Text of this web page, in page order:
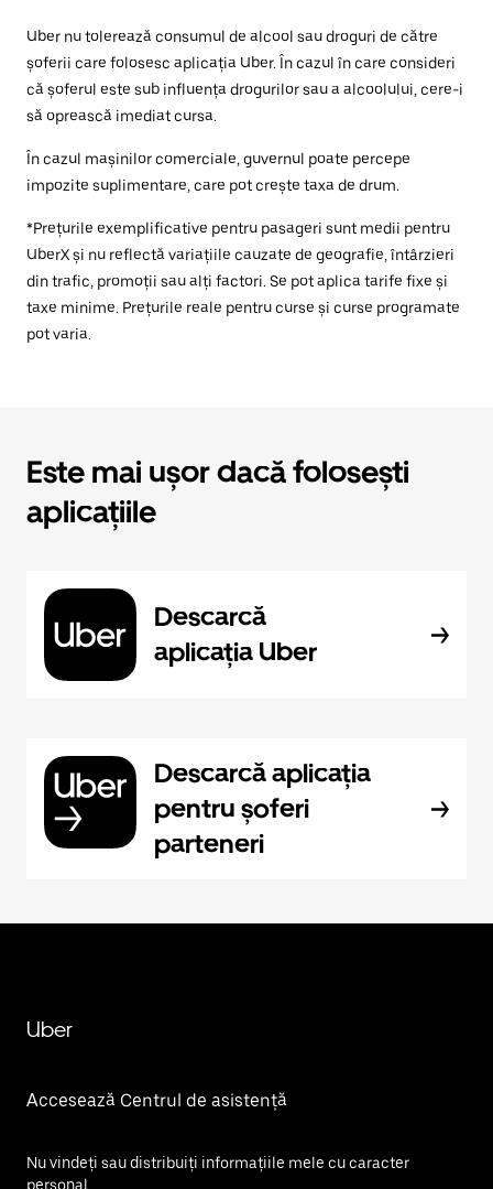
Uber nu tolerează consumul de alcool sau droguri de către
șoferii care folosesc aplicația Uber. În cazul în care consideri
că șoferul este sub influența drogurilor sau a alcoolului, cere-i
să oprească imediat cursa.
În cazul mașinilor comerciale, guvernul poate percepe
impozite suplimentare, care pot crește taxa de drum.
*Prețurile exemplificative pentru pasageri sunt medii pentru
UberX și nu reflectă variațiile cauzate de geografie, întârzieri
din trafic, promoții sau alți factori. Se pot aplica tarife fixe și
taxe minime. Prețurile reale pentru curse și curse programate
pot varia.
Este mai ușor dacă folosești
aplicațiile
Descarcă
aplicația Uber
Descarcă aplicația
pentru șoferi
parteneri
Uber
Accesează Centrul de asistență
Nu vindeți sau distribuiți informațiile mele cu caracter
personal